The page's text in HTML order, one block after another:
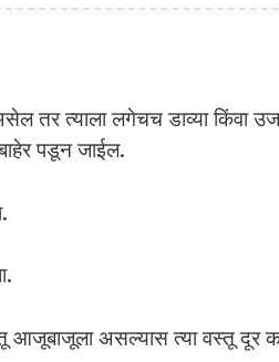
तर त्याला लगेचच डाव्या किंवा
पडून जाईल.
आजूबाजूला असल्यास त्या वस्तू दूर